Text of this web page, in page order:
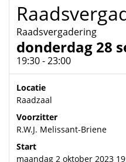
Raadsvergadering
donderdag 28
19:30 - 23:00
Locatie
Raadzaal
Voorzitter
R.W.J. Melissant-Briene
Start
maandag 2 oktober 2023